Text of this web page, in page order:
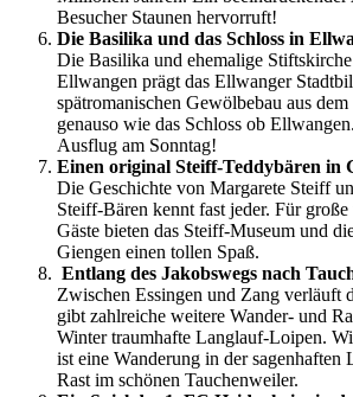
Besucher Staunen hervorruft!
Die Basilika und das Schloss in
Die Basilika und ehemalige
Ellwangen prägt das Ellwanger
spätromanischen Gewölbebau aus
genauso wie das Schloss ob
Ausflug am Sonntag!
Einen original Steiff-Teddybären in
Die Geschichte von Margarete Steiff
Steiff-Bären kennt fast jeder. Für
Gäste bieten das Steiff-Museum und
Giengen einen tollen Spaß.
Entlang des Jakobswegs nach
Zwischen Essingen und Zang verläuft
gibt zahlreiche weitere Wander- und
Winter traumhafte Langlauf-Loipen.
ist eine Wanderung in der sagenhaften
Rast im schönen Tauchenweiler.